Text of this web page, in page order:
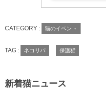
CATEGORY : 猫のイベント
TAG : ネコリパ 保護猫
新着猫ニュース